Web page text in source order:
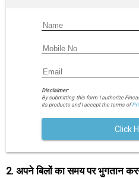
Disclaimer:
By submitting this form I authorize
its products and I accept the terms of
Click
2. अपने बिलों का समय पर भुगतान